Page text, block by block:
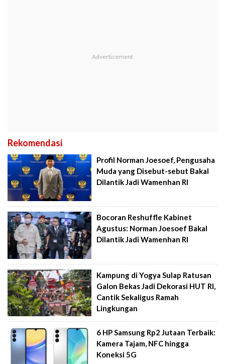
Rekomendasi
Profil Norman Joesoef, Pengusaha
Muda yang Disebut-sebut Bakal
Dilantik Jadi Wamenhan RI
Bocoran Reshuffle Kabinet
Agustus: Norman Joesoef Bakal
Dilantik Jadi Wamenhan RI
Kampung di Yogya Sulap Ratusan
Galon Bekas Jadi Dekorasi HUT RI,
Cantik Sekaligus Ramah
Lingkungan
6 HP Samsung Rp2 Jutaan Terbaik:
Kamera Tajam, NFC hingga
Koneksi 5G